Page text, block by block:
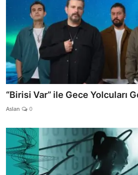
“Birisi Var” ile Gece Yolcuları
Aslan 0